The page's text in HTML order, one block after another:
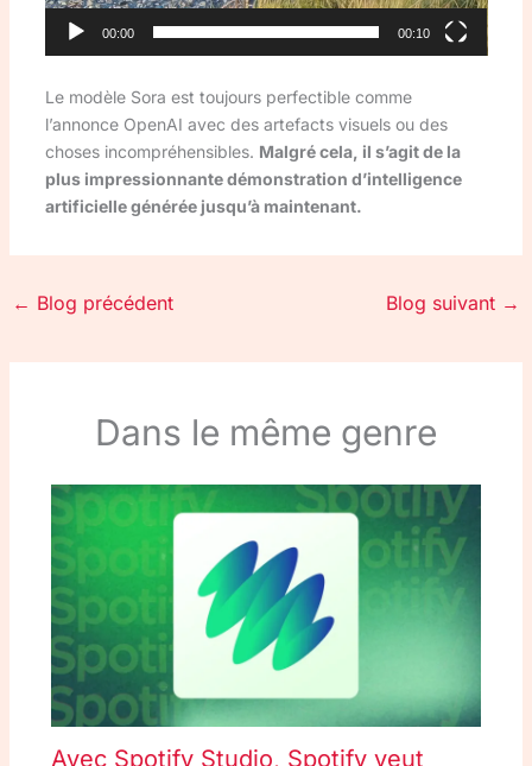
00:00 00:10
Le modèle Sora est toujours perfectible comme
l’annonce OpenAI avec des artefacts visuels ou des
choses incompréhensibles. Malgré cela, il s’agit de la
plus impressionnante démonstration d’intelligence
artificielle générée jusqu’à maintenant.
← Blog précédent Blog suivant →
Dans le même genre
Avec Spotify Studio, Spotify veut